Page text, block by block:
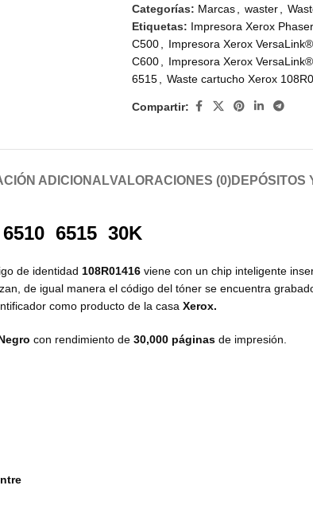
Categorías: Marcas, waster,
Etiquetas: Impresora Xerox
C500, Impresora Xerox
C600, Impresora Xerox
6515, Waste cartucho Xerox
Compartir:
ADICIONALVALORACIONES (0)DEPÓSITOS
6510 6515 30K
de identidad 108R01416 viene con un chip inteligente
de igual manera el código del tóner se encuentra
como producto de la casa Xerox.
con rendimiento de 30,000 páginas de impresión.